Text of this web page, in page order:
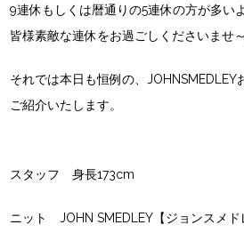
9連休もしくは暦通りの5連休の方が多い
皆様素敵な連休をお過ごしくださいませ～
それでは本日も恒例の、JOHNSMEDLEY
ご紹介いたします。
スタッフ 身長173cm
ニット JOHN SMEDLEY【ジョンスメド